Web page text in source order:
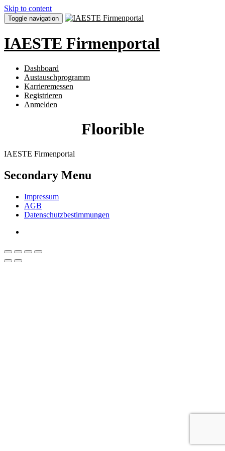
Skip to content
Toggle navigation
IAESTE Firmenportal
Dashboard
Austauschprogramm
Karrieremessen
Registrieren
Anmelden
Floorible
IAESTE Firmenportal
Secondary Menu
Impressum
AGB
Datenschutzbestimmungen